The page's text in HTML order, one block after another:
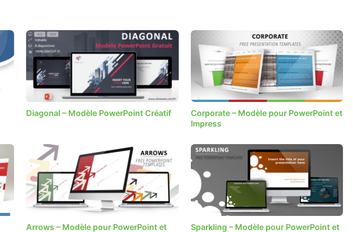
Diagonal – Modèle PowerPoint Créatif
Corporate – Modèle pour PowerPoint et
Impress
Arrows – Modèle pour PowerPoint et Sparkling – Modèle pour PowerPoint et